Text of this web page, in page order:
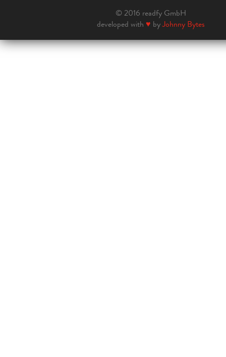
© 2016 readfy GmbH
developed with ♥ byJohnny Bytes